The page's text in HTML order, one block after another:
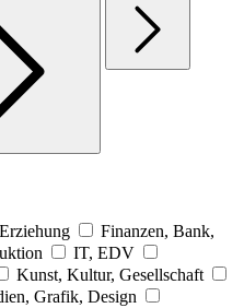
Finanzen, Bank,
IT, EDV
Kunst, Kultur, Gesellschaft
Grafik, Design